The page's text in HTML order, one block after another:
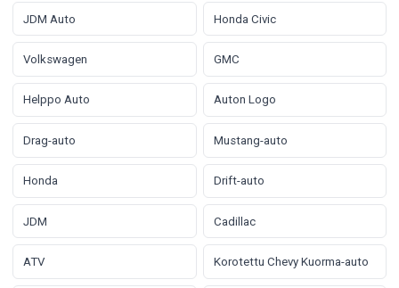
JDM Auto Honda Civic
Volkswagen GMC
Helppo Auto Auton Logo
Drag-auto Mustang-auto
Honda Drift-auto
JDM Cadillac
ATV Korotettu Chevy Kuorma-auto